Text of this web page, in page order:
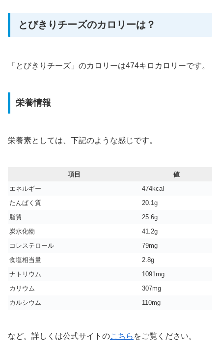
とびきりチーズのカロリーは？
「とびきりチーズ」のカロリーは474キロカロリーです。
栄養情報
栄養素としては、下記のような感じです。
項目
値
エネルギー
474kcal
たんぱく質
20.1g
脂質
25.6g
炭水化物
41.2g
コレステロール
79mg
食塩相当量
2.8g
ナトリウム
1091mg
カリウム
307mg
カルシウム
110mg
など。詳しくは公式サイトのこちら をご覧ください。